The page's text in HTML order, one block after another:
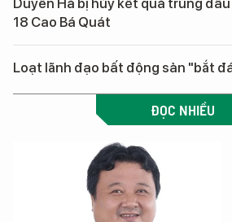
18 Cao Bá Quát
Loạt lãnh đạo bất động sản "bắt
ĐỌC NHIỀU